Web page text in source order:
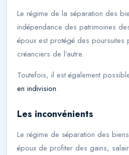
Le régime de la séparation des
indépendance des patrimoines
époux est protégé des poursuites
créanciers de l’autre.
Toutefois, il est également
en indivision.
Les inconvénients
Le régime de séparation des
époux de profiter des gains,